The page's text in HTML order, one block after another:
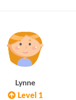
Lynne
Level 1